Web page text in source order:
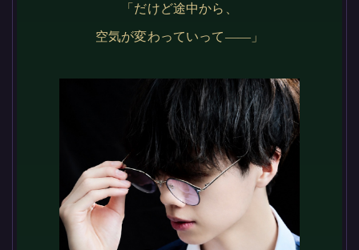
「だけど途中から、
空気が変わっていって——」